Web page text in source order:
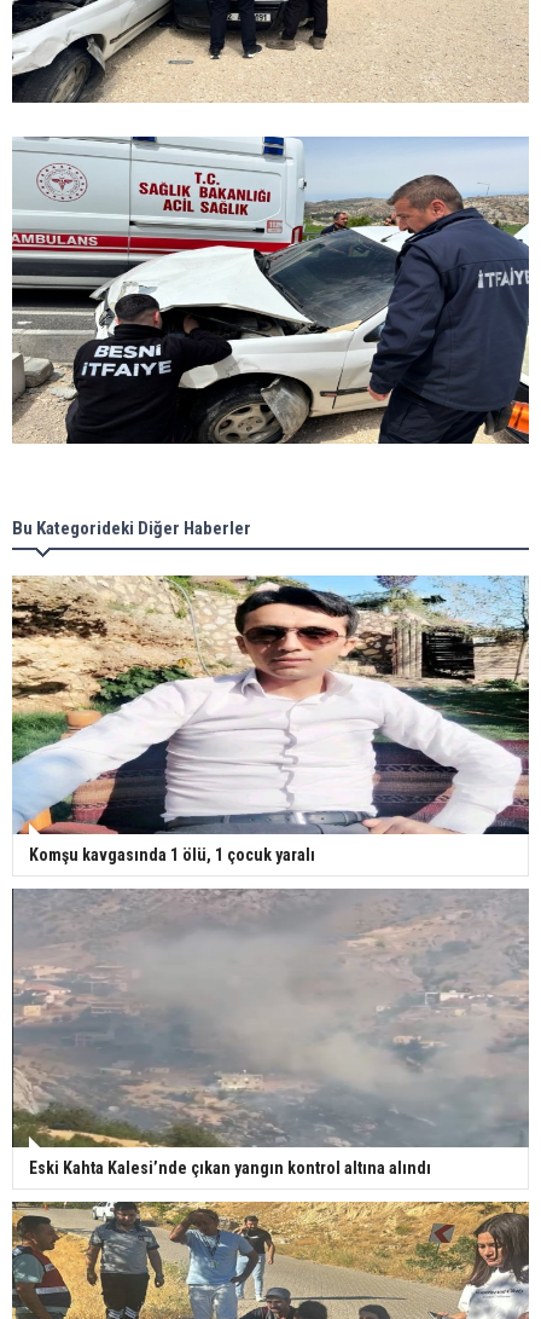
Bu Kategorideki Diğer Haberler
Komşu kavgasında 1 ölü, 1 çocuk yaralı
Eski Kahta Kalesi’nde çıkan yangın kontrol altına alındı